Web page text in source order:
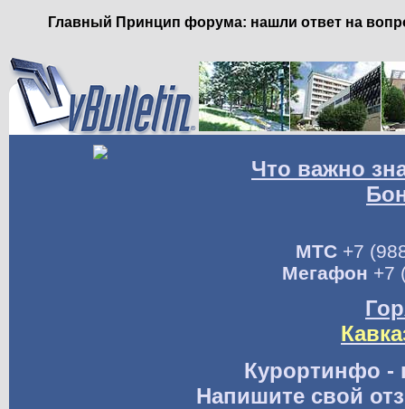
Главный Принцип форума: нашли ответ на
Что важно
МТС+7
Мегафон +7
Курортинфо -
Напишите свой